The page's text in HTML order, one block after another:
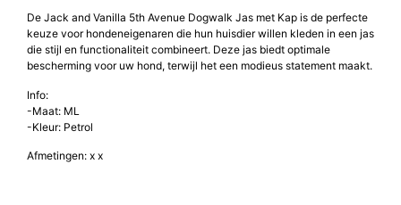
De Jack and Vanilla 5th Avenue Dogwalk Jas met Kap is de perfecte
keuze voor hondeneigenaren die hun huisdier willen kleden in een jas
die stijl en functionaliteit combineert. Deze jas biedt optimale
bescherming voor uw hond, terwijl het een modieus statement maakt.
Info:
-Maat: ML
-Kleur: Petrol
Afmetingen: x x